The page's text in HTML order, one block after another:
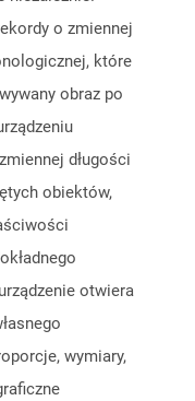
o zmiennej
które
obraz po
długości
obiektów,
otwiera
wymiary,